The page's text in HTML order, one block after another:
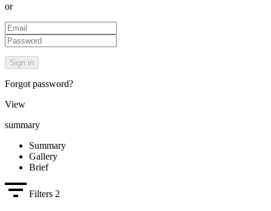
or
Forgot password?
View
summary
Summary
Gallery
Brief
Filters 2